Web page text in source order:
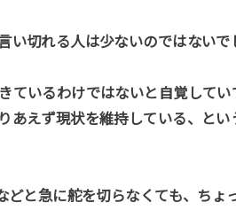
い切れる人は少ないのではないで
ているわけではないと自覚して
あえず現状を維持している、と
どと急に舵を切らなくても、ちょ